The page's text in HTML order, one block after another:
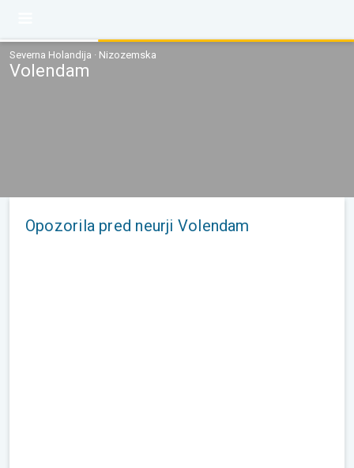
Severna Holandija · Nizozemska
Volendam
Opozorila pred neurji Volendam